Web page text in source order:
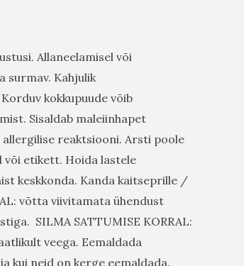
Allaneelamisel või
surmav. Kahjulik
kokkupuude võib
Sisaldab maleiinhapet
allergilise reaktsiooni. Arsti poole
või etikett. Hoida lastele
keskkonda. Kanda kaitseprille /
võtta viivitamata ühendust
SILMA SATTUMISE KORRAL:
veega. Eemaldada
kui neid on kerge eemaldada.